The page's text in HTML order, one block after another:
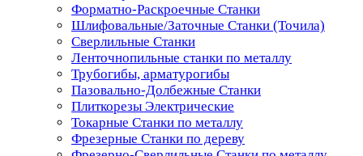
Форматно-Раскроечные Станки
Шлифовальные/Заточные Станки (Точила)
Сверлильные Станки
Ленточнопильные станки по металлу
Трубогибы, арматурогибы
Пазовально-Долбежные Станки
Плиткорезы Электрические
Токарные Станки по металлу
Фрезерные Станки по дереву